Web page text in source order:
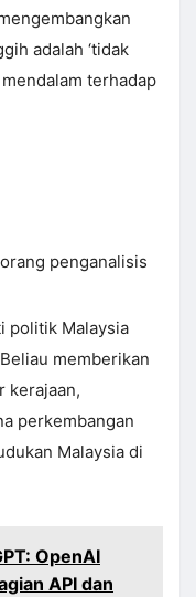
adalah ‘tidak
terhadap
penganalisis
politik Malaysia
memberikan
kerajaan,
perkembangan
Malaysia di
OpenAI
API dan